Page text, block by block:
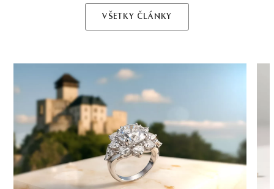
VŠETKY ČLÁNKY